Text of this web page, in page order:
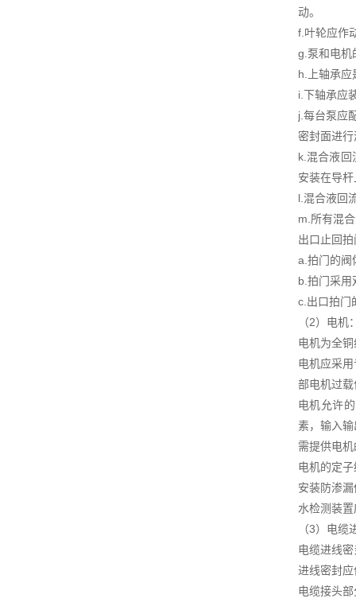
动。
f.叶轮应作
g.泵和电机
h.上轴承应
i.下轴承应
j.每台泵应
密封面进
k.混合液回
安装在导
l.混合液回
m.所有混
出口止回
a.拍门的阀
b.拍门采用
c.出口拍门
（2）电机
电机为全
电机应采
部电机过
电机允许
素，输入
需提供电
电机的定
安装防渗
水检测装
（3）电缆
电缆进线
进线密封
电缆接头